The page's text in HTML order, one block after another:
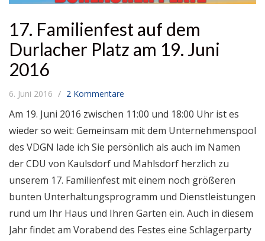
17. Familienfest auf dem
Durlacher Platz am 19. Juni
2016
6. Juni 2016 2 Kommentare
Am 19. Juni 2016 zwischen 11:00 und 18:00 Uhr ist es
wieder so weit: Gemeinsam mit dem Unternehmenspool
des VDGN lade ich Sie persönlich als auch im Namen
der CDU von Kaulsdorf und Mahlsdorf herzlich zu
unserem 17. Familienfest mit einem noch größeren
bunten Unterhaltungsprogramm und Dienstleistungen
rund um Ihr Haus und Ihren Garten ein. Auch in diesem
Jahr findet am Vorabend des Festes eine Schlagerparty